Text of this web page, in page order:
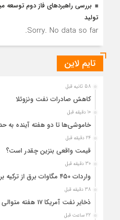
بررسی راهبردهای فاز دوم توسعه
تولید
Sorry. No data so far.
تایم لاین
58 ثانیه قبل
کاهش صادرات نفت ونزوئلا
10 دقیقه قبل
خاموشی‌ها تا دو هفته آینده به
24 دقیقه قبل
قیمت واقعی بنزین چقدر است؟
30 دقیقه قبل
واردات ۴۵۰ مگاوات برق از ترکیه برای تامین نیاز پتروشیمی‌ها
38 دقیقه قبل
ذخایر نفت آمریکا 17 هفته متوالی آب رفت
22 ساعت قبل